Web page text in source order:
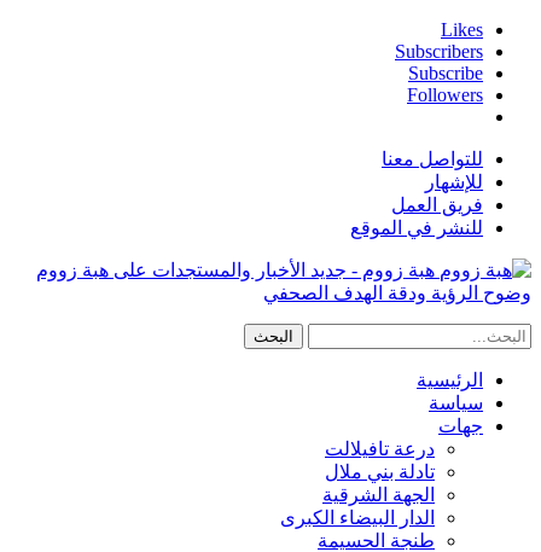
Likes
Subscribers
Subscribe
Followers
للتواصل معنا
للإشهار
فريق العمل
للنشر في الموقع
هبة زووم - جديد الأخبار والمستجدات على هبة زووم
وضوح الرؤية ودقة الهدف الصحفي
الرئيسية
سياسة
جهات
درعة تافيلالت
تادلة بني ملال
الجهة الشرقية
الدار البيضاء الكبرى
طنجة الحسيمة